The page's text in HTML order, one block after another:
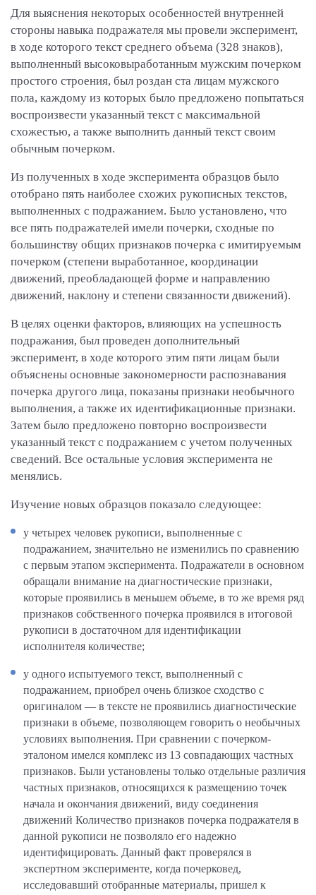
Для выяснения некоторых особенностей внутренней
стороны навыка подражателя мы провели эксперимент,
в ходе которого текст среднего объема (328 знаков),
выполненный высоковыработанным мужским почерком
простого строения, был роздан ста лицам мужского
пола, каждому из которых было предложено попытаться
воспроизвести указанный текст с максимальной
схожестью, а также выполнить данный текст своим
обычным почерком.
Из полученных в ходе эксперимента образцов было
отобрано пять наиболее схожих рукописных текстов,
выполненных с подражанием. Было установлено, что
все пять подражателей имели почерки, сходные по
большинству общих признаков почерка с имитируемым
почерком (степени выработанное, координации
движений, преобладающей форме и направлению
движений, наклону и степени связанности движений).
В целях оценки факторов, влияющих на успешность
подражания, был проведен дополнительный
эксперимент, в ходе которого этим пяти лицам были
объяснены основные закономерности распознавания
почерка другого лица, показаны признаки необычного
выполнения, а также их идентификационные признаки.
Затем было предложено повторно воспроизвести
указанный текст с подражанием с учетом полученных
сведений. Все остальные условия эксперимента не
менялись.
Изучение новых образцов показало следующее:
у четырех человек рукописи, выполненные с
подражанием, значительно не изменились по сравнению
с первым этапом эксперимента. Подражатели в основном
обращали внимание на диагностические признаки,
которые проявились в меньшем объеме, в то же время ряд
признаков собственного почерка проявился в итоговой
рукописи в достаточном для идентификации
исполнителя количестве;
у одного испытуемого текст, выполненный с
подражанием, приобрел очень близкое сходство с
оригиналом — в тексте не проявились диагностические
признаки в объеме, позволяющем говорить о необычных
условиях выполнения. При сравнении с почерком-
эталоном имелся комплекс из 13 совпадающих частных
признаков. Были установлены только отдельные различия
частных признаков, относящихся к размещению точек
начала и окончания движений, виду соединения
движений Количество признаков почерка подражателя в
данной рукописи не позволяло его надежно
идентифицировать. Данный факт проверялся в
экспертном эксперименте, когда почерковед,
исследовавший отобранные материалы, пришел к